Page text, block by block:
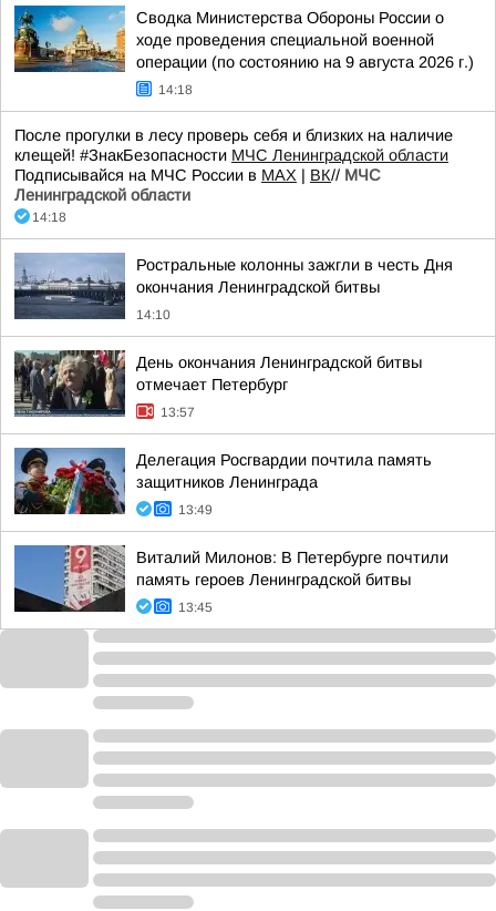
Сводка Министерства Обороны России о
ходе проведения специальной военной
операции (по состоянию на 9 августа 2026 г.)
14:18
После прогулки в лесу проверь себя и близких на наличие
клещей! #ЗнакБезопасности МЧС Ленинградской области
Подписывайся на МЧС России в MAX | ВК// МЧС
Ленинградской области
14:18
Ростральные колонны зажгли в честь Дня
окончания Ленинградской битвы
14:10
День окончания Ленинградской битвы
отмечает Петербург
13:57
Делегация Росгвардии почтила память
защитников Ленинграда
13:49
Виталий Милонов: В Петербурге почтили
память героев Ленинградской битвы
13:45